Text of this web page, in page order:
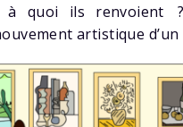
à quoi ils renvoient
artistique d’un